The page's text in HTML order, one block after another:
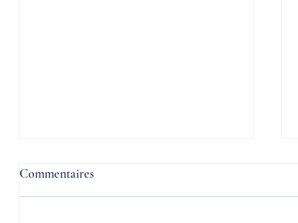
L'inclusion est possible
Déficience ou incapacité n’est
Commentaires